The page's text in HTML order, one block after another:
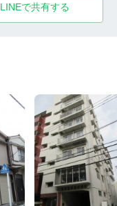
LINEで共有する